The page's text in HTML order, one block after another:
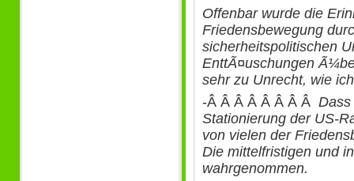
Offenbar wurde die
Friedensbewegung
sicherheitspolitischen
EnttÃ¤uschungen
sehr zu Unrecht, wie
-Â Â Â Â Â Â Â Â Dass
Stationierung der US-
von vielen der
Die mittelfristigen und
wahrgenommen.